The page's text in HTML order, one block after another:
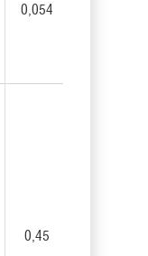
0,054
0,45